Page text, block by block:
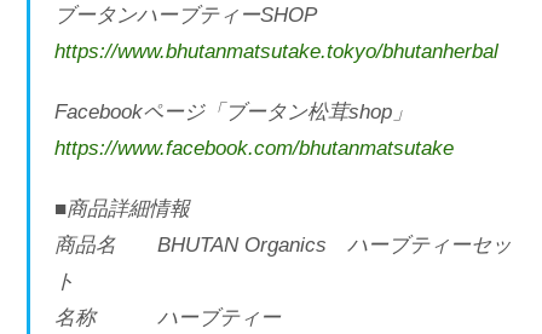
ブータンハーブティーSHOP
https://www.bhutanmatsutake.tokyo/bhutanherbal
Facebookページ「ブータン松茸shop」
https://www.facebook.com/bhutanmatsutake
■商品詳細情報
商品名 BHUTAN Organics ハーブティーセッ
ト
名称 ハーブティー